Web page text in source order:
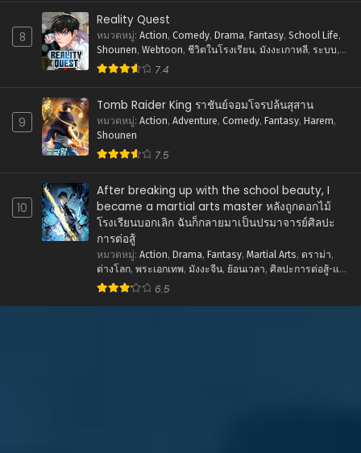
เมษายน 27, 2026
ตอนที่ 18
เมษายน 27, 2026
เมษายน 27, 2026
ตอนที่ 16
เมษายน 27, 2026
ตอนที่ 15
เมษายน 27, 2026
ตอนที่ 14
เมษายน 27, 2026
เมษายน 27, 2026
8
Reality Quest
หมวดหมู่: Action, Comedy, Drama, Fantasy, School Life,
Shounen, Webtoon, ชีวิตในโรงเรียน, มังงะเกาหลี, ระบบ,
ศิลปะการต่อสู้-แอคชั่น
7.4
9
Tomb Raider King ราชันย์จอมโจรปล้นสุสาน
หมวดหมู่: Action, Adventure, Comedy, Fantasy, Harem,
Shounen
7.5
10
After breaking up with the school beauty, I
became a martial arts master หลังถูกดอกไม้
โรงเรียนบอกเลิก ฉันก็กลายมาเป็นปรมาจารย์ศิลปะ
การต่อสู้
หมวดหมู่: Action, Drama, Fantasy, Martial Arts, ดราม่า,
ต่างโลก, พระเอกเทพ, มังงะจีน, ย้อนเวลา, ศิลปะการต่อสู้-แอ
คชั่น,แฟนตาซี6.5